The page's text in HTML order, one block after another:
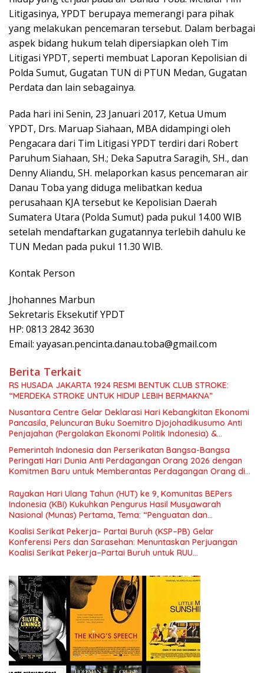
Litigasinya, YPDT berupaya memerangi para pihak
yang melakukan pencemaran tersebut. Dalam berbagai
aspek bidang hukum telah dipersiapkan oleh Tim
Litigasi YPDT, seperti membuat Laporan Kepolisian di
Polda Sumut, Gugatan TUN di PTUN Medan, Gugatan
Perdata dan lain sebagainya.
Pada hari ini Senin, 23 Januari 2017, Ketua Umum
YPDT, Drs. Maruap Siahaan, MBA didampingi oleh
Pengacara dari Tim Litigasi YPDT terdiri dari Robert
Paruhum Siahaan, SH.; Deka Saputra Saragih, SH., dan
Denny Aliandu, SH. melaporkan kasus pencemaran air
Danau Toba yang diduga melibatkan kedua
perusahaan KJA tersebut ke Kepolisian Daerah
Sumatera Utara (Polda Sumut) pada pukul 14.00 WIB
setelah mendaftarkan gugatannya terlebih dahulu ke
TUN Medan pada pukul 11.30 WIB.
Kontak Person
Jhohannes Marbun
Sekretaris Eksekutif YPDT
HP: 0813 2842 3630
Email: yayasan.pencinta.danau.toba@gmail.com
Berita Terkait
RS HUSADA JAKARTA 1924 RESMI BENTUK CLUB STROKE:
“MERDEKA STROKE UNTUK HIDUP LEBIH BERMAKNA”
Nusantara Centre Gelar Deklarasi Hari Kebangkitan Ekonomi
Pancasila, Peluncuran Buku Soemitro Djojohadikusumo Anti
Penjajahan (Pergolakan Ekonomi Politik Indonesia) &
Simposium Nasional “Urgensi Undang-Undang Perekonomian
Nasional dan Kesejahteraan Sosial dalam Menata Bangsa
Menuju Indonesia Emas 2045”,
Pemerintah Indonesia dan Perserikatan Bangsa-Bangsa
Peringati Hari Dunia Anti Perdagangan Orang 2026 dengan
Komitmen Baru untuk Memberantas Perdagangan Orang di
Rayakan Hari Ulang Tahun (HUT) ke 9, Komunitas BEPers
Indonesia (KBI) Kukuhkan Pengurus Hasil Musyawarah
Nasional (Munas) Pertama, Tema: “Penguatan dan
Pengembangan Organisasi KBI yang Berbasis Riset di seluruh
Indonesia dan Mancanegara”.
Koalisi Serikat Pekerja– Partai Buruh (KSP–PB) Gelar
Konferensi Pers dan Sarasehan: Menuntaskan Perjuangan
Koalisi Serikat Pekerja–Partai Buruh untuk RUU